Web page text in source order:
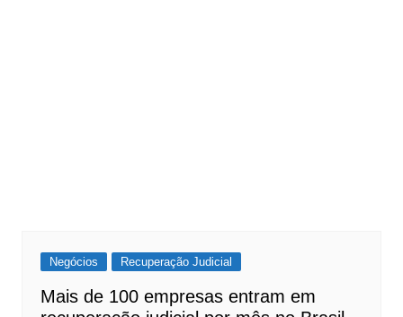
Negócios Recuperação Judicial
Mais de 100 empresas entram em